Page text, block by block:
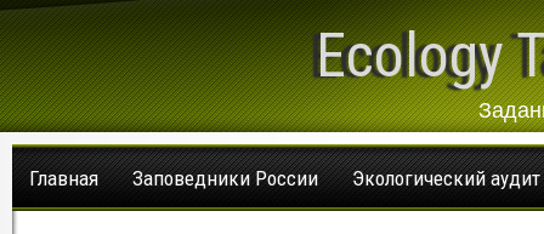
Ecology
Главная Заповедники России Экологический аудит